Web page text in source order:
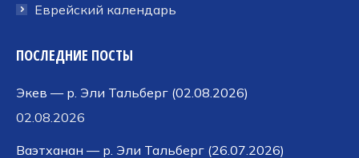
Еврейский календарь
ПОСЛЕДНИЕ ПОСТЫ
Экев — р. Эли Тальберг (02.08.2026)
02.08.2026
Ваэтханан — р. Эли Тальберг (26.07.2026)